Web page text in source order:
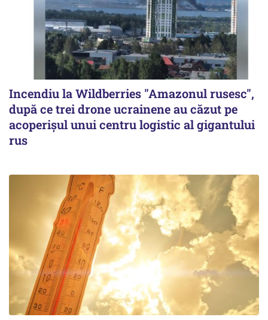
Incendiu la Wildberries "Amazonul rusesc",
după ce trei drone ucrainene au căzut pe
acoperişul unui centru logistic al gigantului
rus